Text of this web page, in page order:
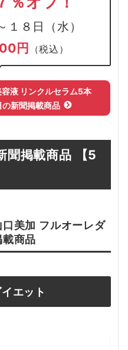
１８日（水）
円 （税込）
液 リンクルセラム5本
新聞掲載商品
掲載商品 【5
口美加 フルオーレダ
載商品
エット